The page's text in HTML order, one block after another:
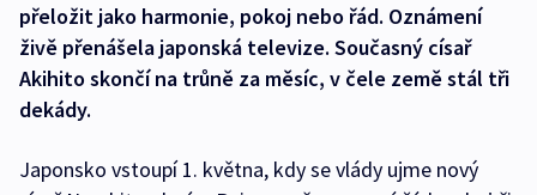
přeložit jako harmonie, pokoj nebo řád. Oznámení
živě přenášela japonská televize. Současný císař
Akihito skončí na trůně za měsíc, v čele země stál tři
dekády.
Japonsko vstoupí 1. května, kdy se vlády ujme nový